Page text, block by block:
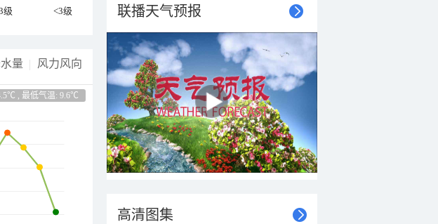
级 <3级
量 风力风向
, 最低气温: 9.6℃
联播天气预报
高清图集